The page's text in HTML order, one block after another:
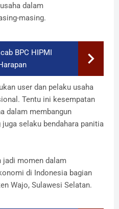
dalam
masing.
BPC HIPMI
user dan pelaku usaha
Tentu ini kesempatan
dalam membangun
selaku bendahara panitia
jadi momen dalam
di Indonesia bagian
Wajo, Sulawesi Selatan.